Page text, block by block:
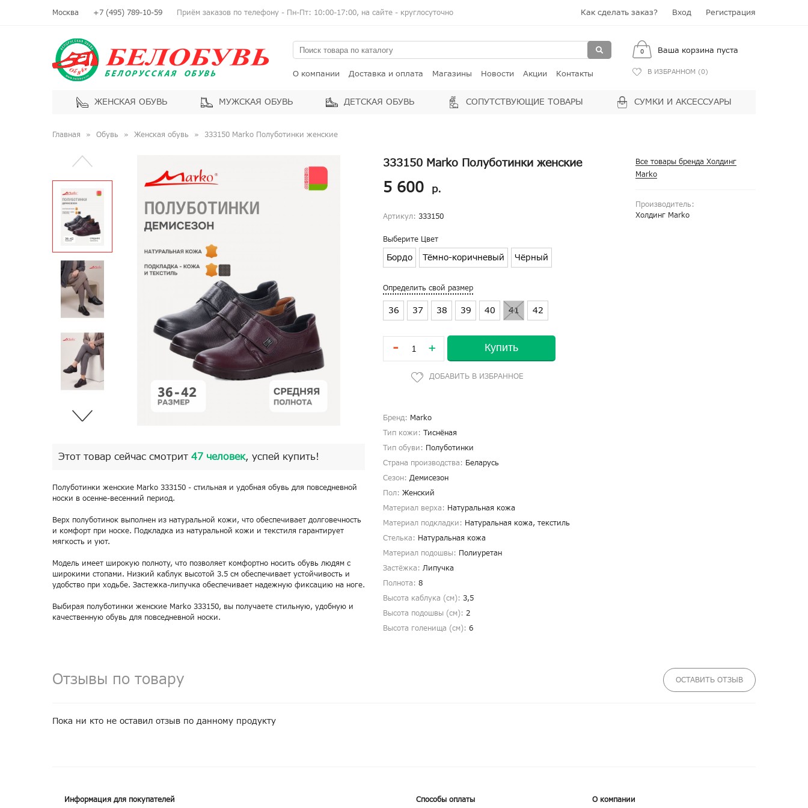
Москва +7 (495) 789-10-59 Приём заказов по телефону - Пн-Пт: 10:00-17:00, на сайте - круглосуточно Как сделать заказ? Вход Регистрация
О компании Доставка и оплата Магазины Новости Акции Контакты
0 Ваша корзина пуста
В ИЗБРАННОМ (0)
ЖЕНСКАЯ ОБУВЬ МУЖСКАЯ ОБУВЬ ДЕТСКАЯ ОБУВЬ СОПУТСТВУЮЩИЕ ТОВАРЫ СУМКИ И АКСЕССУАРЫ
Главная Обувь Женская обувь 333150 Marko Полуботинки женские
Этот товар сейчас смотрит 47 человек, успей купить!
Полуботинки женские Marko 333150 - стильная и удобная обувь для повседневной
носки в осенне-весенний период.
Верх полуботинок выполнен из натуральной кожи, что обеспечивает долговечность
и комфорт при носке. Подкладка из натуральной кожи и текстиля гарантирует
мягкость и уют.
Модель имеет широкую полноту, что позволяет комфортно носить обувь людям с
широкими стопами. Низкий каблук высотой 3.5 см обеспечивает устойчивость и
удобство при ходьбе. Застежка-липучка обеспечивает надежную фиксацию на ноге.
Выбирая полуботинки женские Marko 333150, вы получаете стильную, удобную и
качественную обувь для повседневной носки.
Все товары бренда Холдинг
Marko
Производитель:
Холдинг Marko
333150 Marko Полуботинки женские
5 600 р.
Артикул: 333150
Выберите Цвет
Бордо Тёмно-коричневый Чёрный
Определить свой размер
36 37 38 39 40 41 42
- + Купить
Бренд: Marko
Тип кожи: Тиснёная
Тип обуви: Полуботинки
Страна производства: Беларусь
Сезон: Демисезон
Пол: Женский
Материал верха: Натуральная кожа
Материал подкладки: Натуральная кожа, текстиль
Стелька: Натуральная кожа
Материал подошвы: Полиуретан
Застёжка: Липучка
Полнота: 8
Высота каблука (см): 3,5
Высота подошвы (см): 2
Высота голенища (cм): 6
Отзывы по товару ОСТАВИТЬ ОТЗЫВ
Пока ни кто не оставил отзыв по данному продукту
Информация для покупателей Способы оплаты О компании